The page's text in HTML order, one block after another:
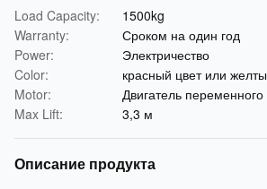
Load Capacity:
1500kg
Warranty:
Сроком на один год
Power:
Электричество
Color:
красный цвет или
Motor:
Двигатель переменного
Max Lift:
3,3 м
Описание продукта